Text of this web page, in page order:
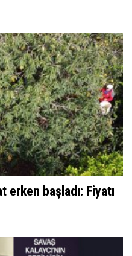
erken başladı: Fiyatı